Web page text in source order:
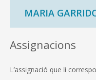
MARIA
Assignacions
L’assignació que li